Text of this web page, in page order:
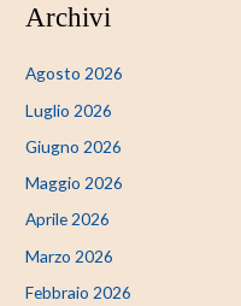
Archivi
Agosto 2026
Luglio 2026
Giugno 2026
Maggio 2026
Aprile 2026
Marzo 2026
Febbraio 2026